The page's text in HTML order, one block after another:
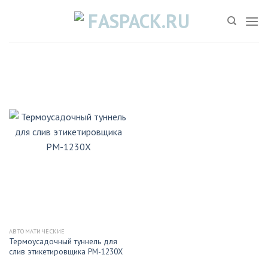
АВТОМАТИЧЕСКИЕ
Термоусадочный туннель для
слив этикетировщика PM-1230X